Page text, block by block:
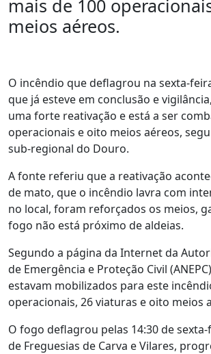
mais de 100
meios aéreos.
O incêndio que deflagrou na sexta-
que já esteve em conclusão e
uma forte reativação e está a ser
operacionais e oito meios aéreos,
sub-regional do Douro.
A fonte referiu que a reativação
de mato, que o incêndio lavra com
no local, foram reforçados os meios,
fogo não está próximo de aldeias.
Segundo a página da Internet da
de Emergência e Proteção Civil
estavam mobilizados para este
operacionais, 26 viaturas e oito meios
O fogo deflagrou pelas 14:30 de
de Freguesias de Carva e Vilares,